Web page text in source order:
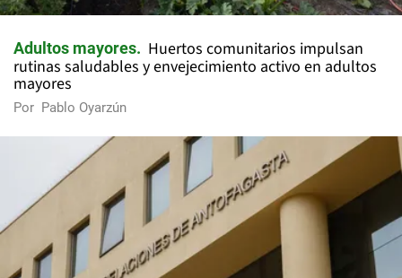
Adultos mayores
Huertos comunitarios impulsan
rutinas saludables y envejecimiento activo en adultos
mayores
Por Pablo Oyarzún